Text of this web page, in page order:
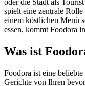
spielt eine zentrale
einem köstlichen Menü
essen, kommt Foodora
Was ist
Foodora ist eine
Gerichte von Ihren